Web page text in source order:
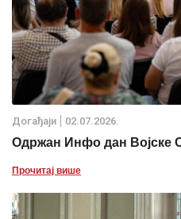
Дoгађаjи 02.07.2026.
Одржан Инфо дан Војске
Прочитај више